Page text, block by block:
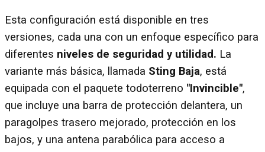
Esta configuración está disponible en tres
versiones, cada una con un enfoque específico para
diferentes niveles de seguridad y utilidad. La
variante más básica, llamada Sting Baja, está
equipada con el paquete todoterreno "Invincible",
que incluye una barra de protección delantera, un
paragolpes trasero mejorado, protección en los
bajos, y una antena parabólica para acceso a